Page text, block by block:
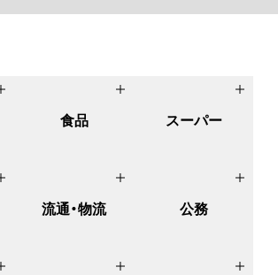
食品 スーパー
流通・物流 公務